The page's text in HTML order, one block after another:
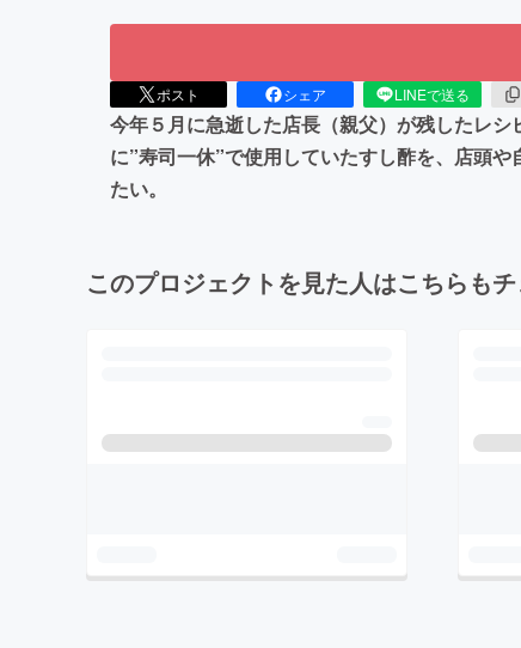
ポスト シェア LINEで送る
今年５月に急逝した店長（親父）が残したレ
に”寿司一休”で使用していたすし酢を、店頭
たい。
このプロジェクトを見た人はこちらも